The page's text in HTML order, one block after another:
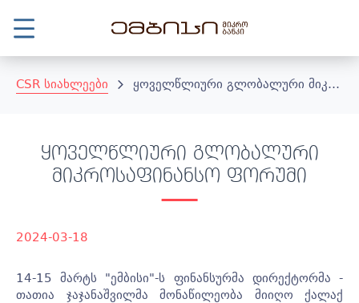
CSR სიახლეები ყოველწლიური გლობალური მიკროსაფინანსო ფორუმი
ყოველწლიური გლობალური
მიკროსაფინანსო ფორუმი
2024-03-18
14-15 მარტს "ემბისი"-ს ფინანსურმა დირექტორმა -
თათია ჯაჯანაშვილმა მონაწილეობა მიიღო ქალაქ